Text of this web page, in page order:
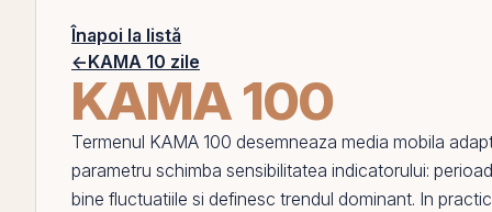
Înapoi la listă
←KAMA 10 zile
KAMA 100
Termenul KAMA 100 desemneaza media mobila
parametru schimba sensibilitatea indicatorului:
bine fluctuatiile si definesc trendul dominant. In